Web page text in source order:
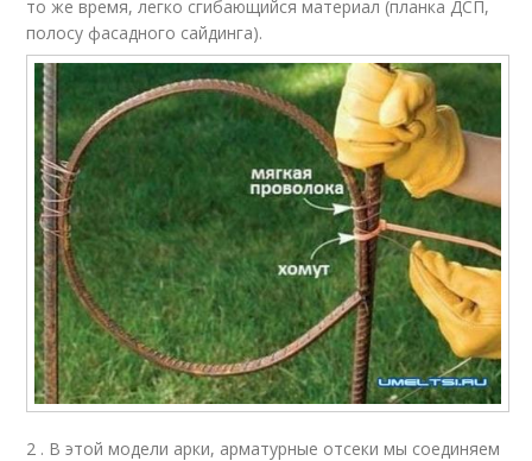
то же время, легко сгибающийся материал (планка ДСП,
полосу фасадного сайдинга).
2 . В этой модели арки, арматурные отсеки мы соединяем